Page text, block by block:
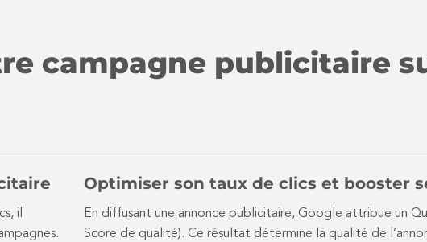
campagne publicitaire
il
Optimiser son taux de clics et booster
En diffusant une annonce publicitaire, Google attribue un
Score de qualité). Ce résultat détermine la qualité de